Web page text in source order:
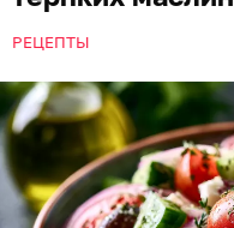
РЕЦЕПТЫ